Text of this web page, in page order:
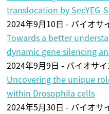
translocation by SecYEG-
2024年9月10日 - バイオサ
Towards a better
dynamic gene silencing
2024年9月9日 - バイオサ
Uncovering the unique
within Drosophila cells
2024年5月30日 - バイオサ